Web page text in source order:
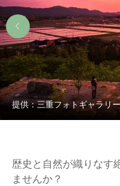
提供：三重フォトギャラリー
歴史と自然が織りなす
ませんか？